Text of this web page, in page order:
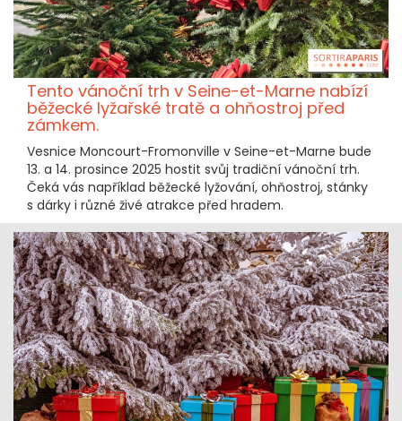
Tento vánoční trh v Seine-et-Marne nabízí
běžecké lyžařské tratě a ohňostroj před
zámkem.
Vesnice Moncourt-Fromonville v Seine-et-Marne bude
13. a 14. prosince 2025 hostit svůj tradiční vánoční trh.
Čeká vás například běžecké lyžování, ohňostroj, stánky
s dárky i různé živé atrakce před hradem.